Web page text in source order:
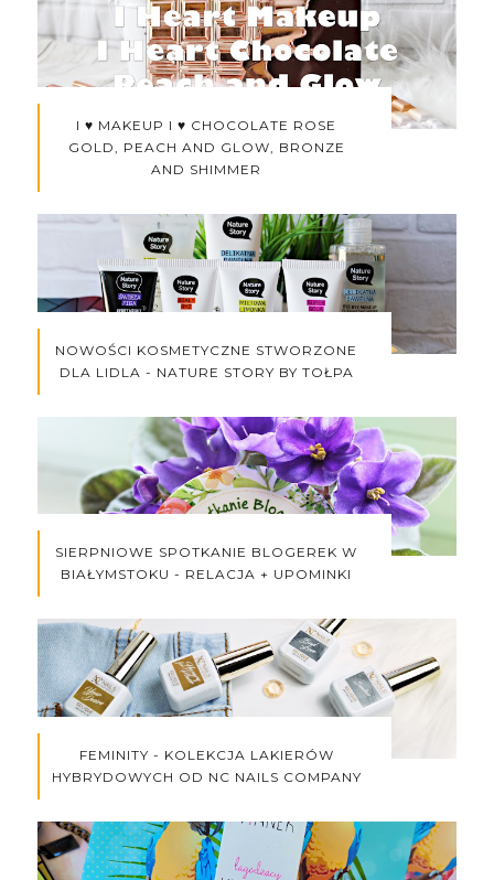
I ♥ MAKEUP I ♥ CHOCOLATE ROSE
GOLD, PEACH AND GLOW, BRONZE
AND SHIMMER
NOWOŚCI KOSMETYCZNE STWORZONE
DLA LIDLA - NATURE STORY BY TOŁPA
SIERPNIOWE SPOTKANIE BLOGEREK W
BIAŁYMSTOKU - RELACJA + UPOMINKI
FEMINITY - KOLEKCJA LAKIERÓW
HYBRYDOWYCH OD NC NAILS COMPANY